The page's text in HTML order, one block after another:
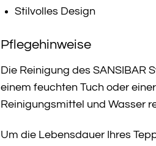
Stilvolles Design
Pflegehinweise
Die Reinigung des
einem feuchten Tuch oder
Reinigungsmittel und Wasser
Um die Lebensdauer Ihres